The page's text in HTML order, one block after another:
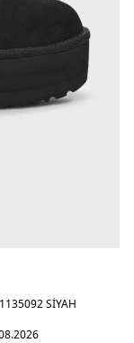
SİYAH